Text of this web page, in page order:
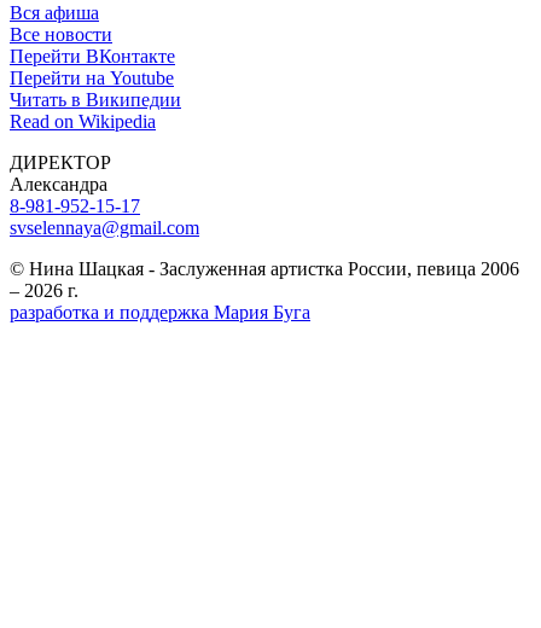
Вся афиша
Все новости
Перейти ВКонтакте
Перейти на Youtube
Читать в Википедии
Read on Wikipedia
ДИРЕКТОР
Александра
8-981-952-15-17
svselennaya@gmail.com
© Нина Шацкая - Заслуженная артистка России, певица 2006
– 2026 г.
разработка и поддержка Мария Буга